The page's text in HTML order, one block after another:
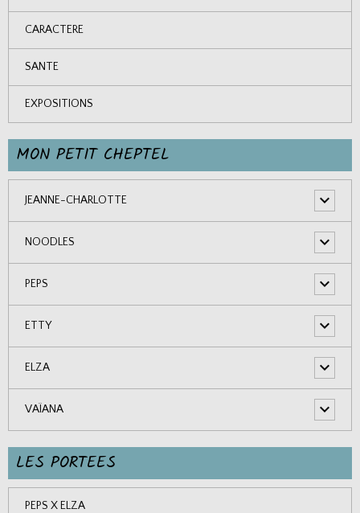
CARACTERE
SANTE
EXPOSITIONS
MON PETIT CHEPTEL
JEANNE-CHARLOTTE
NOODLES
PEPS
ETTY
ELZA
VAÏANA
LES PORTEES
PEPS X ELZA